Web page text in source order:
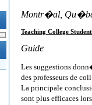
Montr�al,
Teaching College
Guide
Les suggestions
des professeurs de
La principale
sont plus efficaces